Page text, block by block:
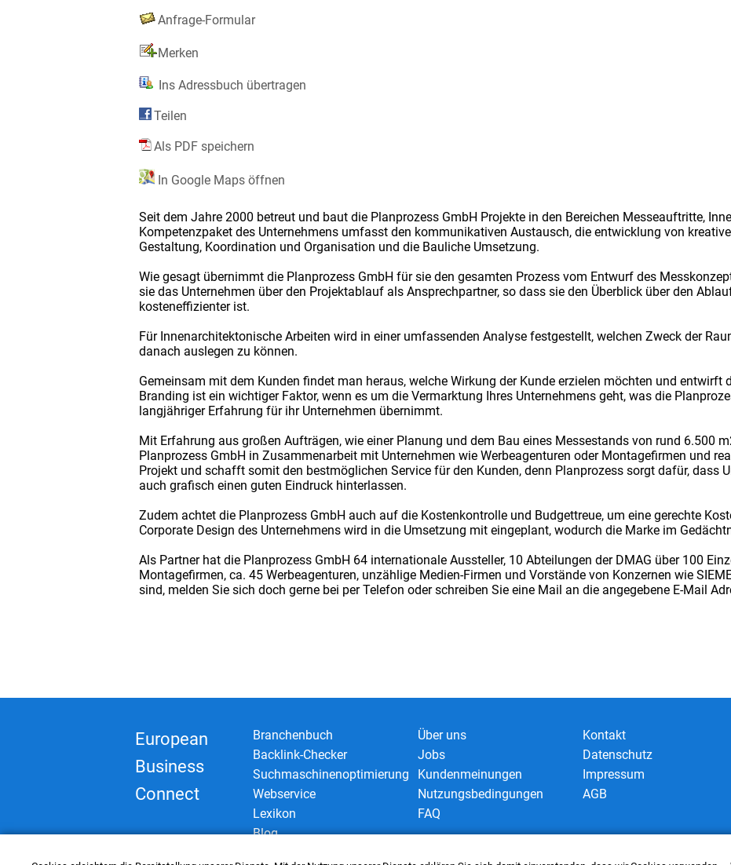
Anfrage-Formular
Merken
Ins Adressbuch übertragen
Teilen
Als PDF speichern
In Google Maps öffnen
Seit dem Jahre 2000 betreut und baut die Planprozess GmbH Projekte in den Bereichen Messeauftritte,
Kompetenzpaket des Unternehmens umfasst den kommunikativen Austausch, die entwicklung von
Gestaltung, Koordination und Organisation und die Bauliche Umsetzung.
Wie gesagt übernimmt die Planprozess GmbH für sie den gesamten Prozess vom Entwurf des
sie das Unternehmen über den Projektablauf als Ansprechpartner, so dass sie den Überblick über den
kosteneffizienter ist.
Für Innenarchitektonische Arbeiten wird in einer umfassenden Analyse festgestellt, welchen Zweck der
danach auslegen zu können.
Gemeinsam mit dem Kunden findet man heraus, welche Wirkung der Kunde erzielen möchten und entwirft
Branding ist ein wichtiger Faktor, wenn es um die Vermarktung Ihres Unternehmens geht, was die
langjähriger Erfahrung für ihr Unternehmen übernimmt.
Mit Erfahrung aus großen Aufträgen, wie einer Planung und dem Bau eines Messestands von rund 6.500
Planprozess GmbH in Zusammenarbeit mit Unternehmen wie Werbeagenturen oder Montagefirmen und
Projekt und schafft somit den bestmöglichen Service für den Kunden, denn Planprozess sorgt dafür, dass
auch grafisch einen guten Eindruck hinterlassen.
Zudem achtet die Planprozess GmbH auch auf die Kostenkontrolle und Budgettreue, um eine gerechte
Corporate Design des Unternehmens wird in die Umsetzung mit eingeplant, wodurch die Marke im
Als Partner hat die Planprozess GmbH 64 internationale Aussteller, 10 Abteilungen der DMAG über 100
Montagefirmen, ca. 45 Werbeagenturen, unzählige Medien-Firmen und Vorstände von Konzernen wie
sind, melden Sie sich doch gerne bei per Telefon oder schreiben Sie eine Mail an die angegebene E-Mail
European
Business
Connect
Branchenbuch
Backlink-Checker
Suchmaschinenoptimierung
Webservice
Lexikon
Blog
Über uns
Jobs
Kundenmeinungen
Nutzungsbedingungen
FAQ
Kontakt
Datenschutz
Impressum
AGB